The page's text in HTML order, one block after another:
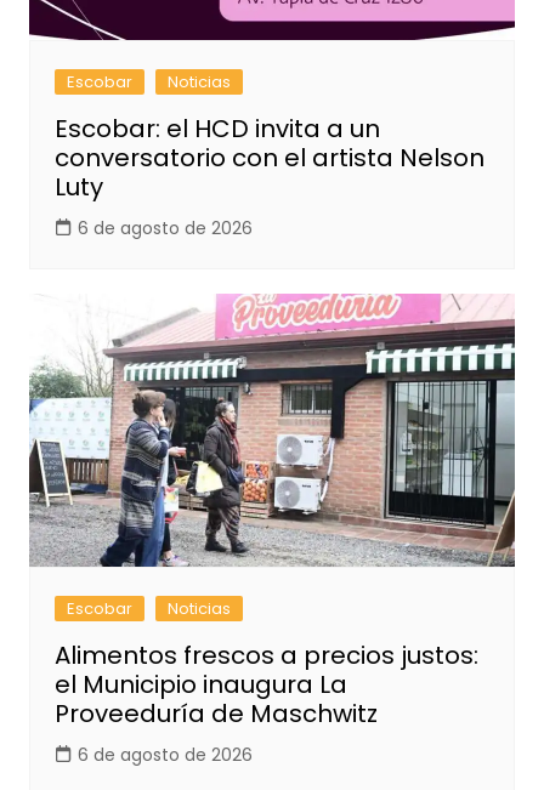
Escobar Noticias
Escobar: el HCD invita a un
conversatorio con el artista Nelson
Luty
6 de agosto de 2026
Escobar Noticias
Alimentos frescos a precios justos:
el Municipio inaugura La
Proveeduría de Maschwitz
6 de agosto de 2026